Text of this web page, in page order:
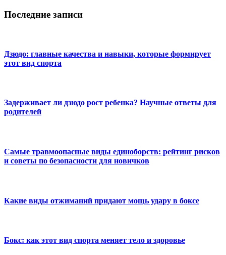
Последние записи
Дзюдо: главные качества и навыки, которые формирует
этот вид спорта
Задерживает ли дзюдо рост ребенка? Научные ответы для
родителей
Самые травмоопасные виды единоборств: рейтинг рисков
и советы по безопасности для новичков
Какие виды отжиманий придают мощь удару в боксе
Бокс: как этот вид спорта меняет тело и здоровье